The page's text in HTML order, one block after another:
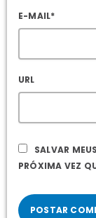
E-MAIL*
URL
SALVAR
PRÓXIMA VEZ